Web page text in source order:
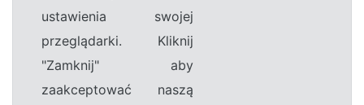
ustawienia swojej
przeglądarki. Kliknij
"Zamknij" aby
zaakceptować naszą